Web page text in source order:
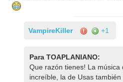
VampireKiller +1
Para TOAPLANIANO:
Que razón tienes! La música
increíble, la de Usas